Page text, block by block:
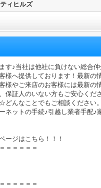
ィヒルズ
す♪当社は他社に負けない総合
様へ提供しております！最新の
様やご来店のお客様には最新
証人のいない方もご安心くだ
んなことでもご相談ください
ネットの手続♪引越し業者手配
ージはこちら！！！
＝＝＝＝＝
＝＝＝＝＝